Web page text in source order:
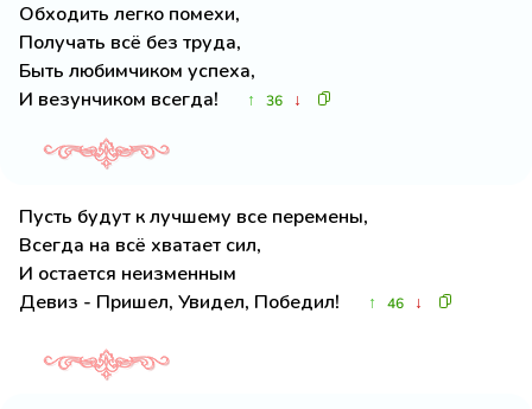
Обходить легко помехи,
Получать всё без труда,
Быть любимчиком успеха,
И везунчиком всегда!
↑ 36 ↓
Пусть будут к лучшему все перемены,
Всегда на всё хватает сил,
И остается неизменным
Девиз - Пришел, Увидел, Победил!
↑ 46 ↓